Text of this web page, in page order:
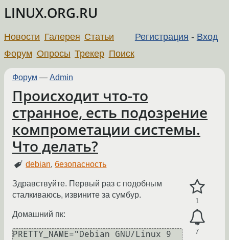
LINUX.ORG.RU
Регистрация - Вход
Новости Галерея Статьи
Форум Опросы Трекер Поиск
Форум — Admin
Происходит что-то
странное, есть подозрение
компрометации системы.
Что делать?
debian, безопасность
1
7
Здравствуйте. Первый раз с подобным
сталкиваюсь, извините за сумбур.
Домашний пк:
PRETTY_NAME="Debian GNU/Linux 9